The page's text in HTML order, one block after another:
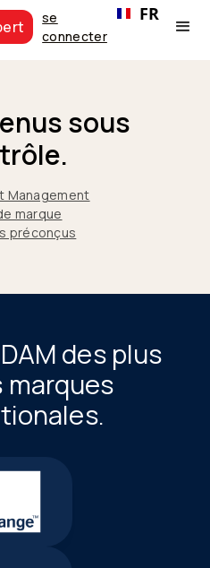
se
connecter
FR
sous
Management
marque
préconçus
des plus
marques